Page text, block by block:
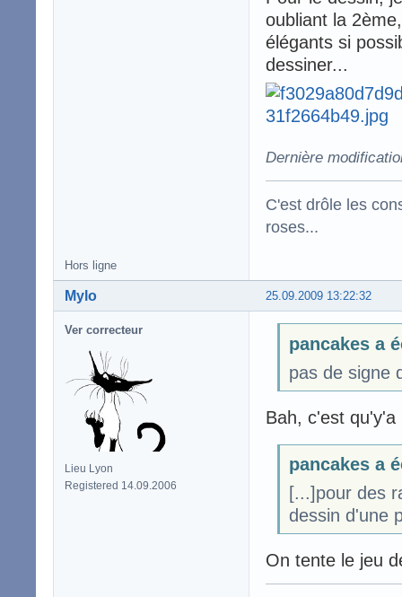
oubliant la
élégants si
dessiner...
Dernière
C'est drôle les
roses...
Hors ligne
25.09.2009 13:22:32
Mylo
Ver correcteur
Lieu Lyon
Registered 14.09.2006
pancakes a
pas de signe
Bah, c'est qu'y'a
pancakes a
[...]pour des
dessin d'une
On tente le jeu